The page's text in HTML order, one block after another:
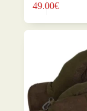
49.00€
tootel
mitu
tootelehel.